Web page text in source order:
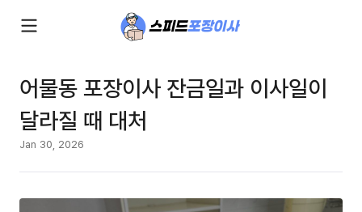
어물동 포장이사 잔금일과 이사일이
달라질 때 대처
Jan 30, 2026